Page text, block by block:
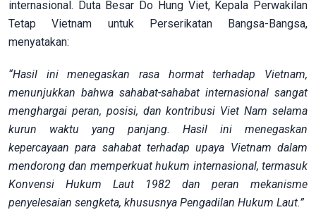
internasional. Duta Besar Do Hung Viet, Kepala Perwakilan
Tetap Vietnam untuk Perserikatan Bangsa-Bangsa,
menyatakan:
“Hasil ini menegaskan rasa hormat terhadap Vietnam,
menunjukkan bahwa sahabat-sahabat internasional sangat
menghargai peran, posisi, dan kontribusi Viet Nam selama
kurun waktu yang panjang. Hasil ini menegaskan
kepercayaan para sahabat terhadap upaya Vietnam dalam
mendorong dan memperkuat hukum internasional, termasuk
Konvensi Hukum Laut 1982 dan peran mekanisme
penyelesaian sengketa, khususnya Pengadilan Hukum Laut.”